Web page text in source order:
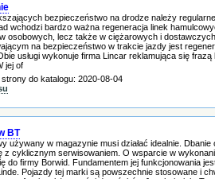
bezpieczeństwo na drodze należy
wchodzi bardzo ważna regeneracja linek
osobowych, lecz także w ciężarowych i
na bezpieczeństwo w trakcie jazdy jest
usługi wykonuje firma Lincar reklamująca się frazą
jej of
strony do katalogu: 2020-08-04
BT
używany w magazynie musi działać idealnie. Dbanie
z cyklicznym serwisowaniem. O wsparcie w
do firmy Borwid. Fundamentem jej funkcjonowania
Pojazdy tej marki są powszechnie stosowane i